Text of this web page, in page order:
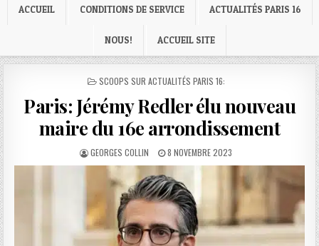
ACCUEIL CONDITIONS DE SERVICE ACTUALITÉS PARIS 16
NOUS! ACCUEIL SITE
POSTED
SCOOPS SUR ACTUALITÉS PARIS 16:
Paris: Jérémy Redler élu nouveau
maire du 16e arrondissement
AUTHOR:
GEORGES COLLIN
PUBLISHED
DATE:
8 NOVEMBRE 2023